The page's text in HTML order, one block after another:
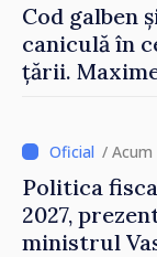
Cod galben
caniculă în
țării.
/ Acum
Politica
2027,
ministrul